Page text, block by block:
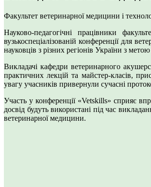
Факультет ветеринарної медицини і
Науково-педагогічні працівники
вузькоспеціалізованій конференції для
науковців з різних регіонів України з
Викладачі кафедри ветеринарного
практичних лекцій та майстер-класів,
увагу учасників привернули сучасні
Участь у конференції «Vetskills» сприяє
досвід будуть використані під час
ветеринарної медицини.